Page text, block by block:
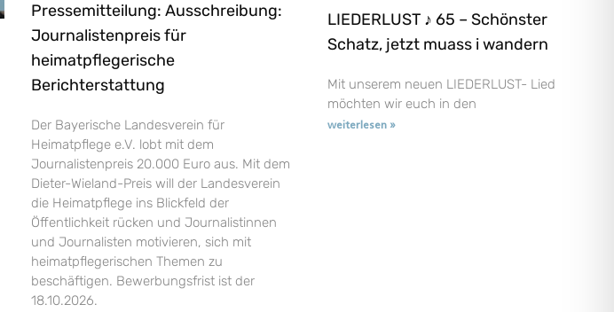
Pressemitteilung: Ausschreibung:
Journalistenpreis für
heimatpflegerische
Berichterstattung
Der Bayerische Landesverein für
Heimatpflege e.V. lobt mit dem
Journalistenpreis 20.000 Euro aus. Mit dem
Dieter-Wieland-Preis will der Landesverein
die Heimatpflege ins Blickfeld der
Öffentlichkeit rücken und Journalistinnen
und Journalisten motivieren, sich mit
heimatpflegerischen Themen zu
beschäftigen. Bewerbungsfrist ist der
18.10.2026.
LIEDERLUST ♪ 65 – Schönster
Schatz, jetzt muass i wandern
Mit unserem neuen LIEDERLUST- Lied
möchten wir euch in den
weiterlesen »